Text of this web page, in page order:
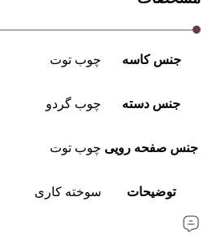
جنس کاسه چوب توت
جنس دسته چوب گردو
جنس صفحه رویی چوب توت
توضیحات سوخته کاری